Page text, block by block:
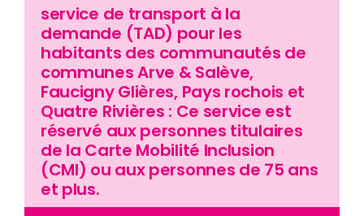
Nos agences
service de transport à la
demande (TAD) pour les
habitants des communautés de
communes Arve & Salève,
Faucigny Glières, Pays rochois et
Quatre Rivières : Ce service est
réservé aux personnes titulaires
de la Carte Mobilité Inclusion
(CMI) ou aux personnes de 75 ans
et plus.